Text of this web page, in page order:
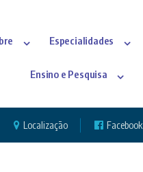
Especialidades
Ensino e Pesquisa
Localização Facebook